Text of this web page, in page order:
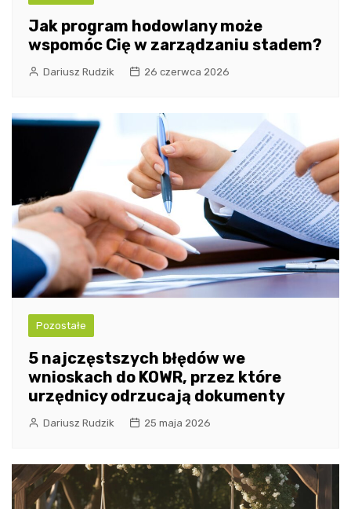
Jak program hodowlany może
wspomóc Cię w zarządzaniu stadem?
Dariusz Rudzik 26 czerwca 2026
Pozostałe
5 najczęstszych błędów we
wnioskach do KOWR, przez które
urzędnicy odrzucają dokumenty
Dariusz Rudzik 25 maja 2026